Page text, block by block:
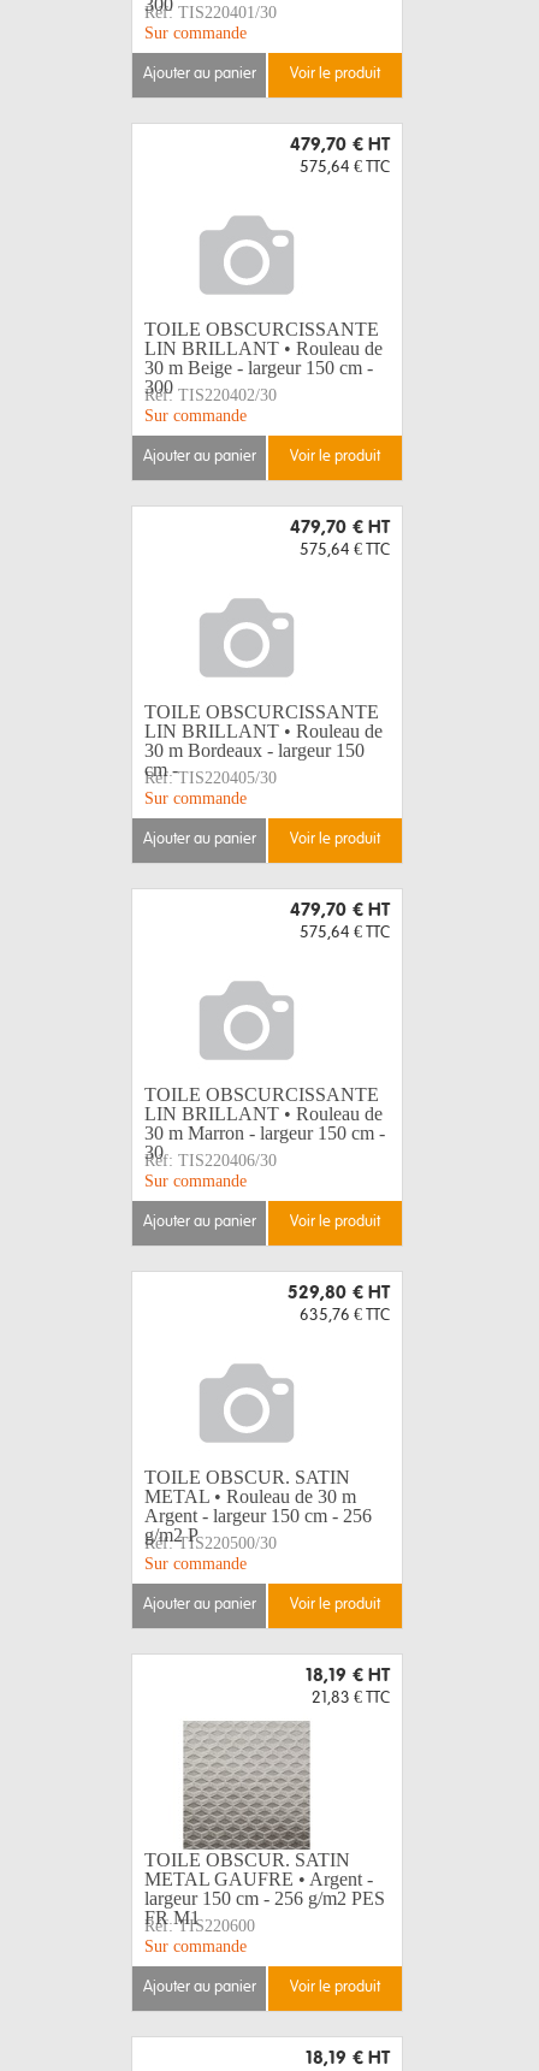
300
Réf: TIS220401/30
Sur commande
ajouter au panier voir le produit
479,70 € HT
575,64 € TTC
TOILE OBSCURCISSANTE
LIN BRILLANT • Rouleau de
30 m Beige - largeur 150 cm -
300
Réf: TIS220402/30
Sur commande
ajouter au panier voir le produit
479,70 € HT
575,64 € TTC
TOILE OBSCURCISSANTE
LIN BRILLANT • Rouleau de
30 m Bordeaux - largeur 150
cm -
Réf: TIS220405/30
Sur commande
ajouter au panier voir le produit
479,70 € HT
575,64 € TTC
TOILE OBSCURCISSANTE
LIN BRILLANT • Rouleau de
30 m Marron - largeur 150 cm -
30
Réf: TIS220406/30
Sur commande
ajouter au panier voir le produit
529,80 € HT
635,76 € TTC
TOILE OBSCUR. SATIN
METAL • Rouleau de 30 m
Argent - largeur 150 cm - 256
g/m2 P
Réf: TIS220500/30
Sur commande
ajouter au panier voir le produit
18,19 € HT
21,83 € TTC
TOILE OBSCUR. SATIN
METAL GAUFRE • Argent -
largeur 150 cm - 256 g/m2 PES
FR M1
Réf: TIS220600
Sur commande
ajouter au panier voir le produit
18,19 € HT